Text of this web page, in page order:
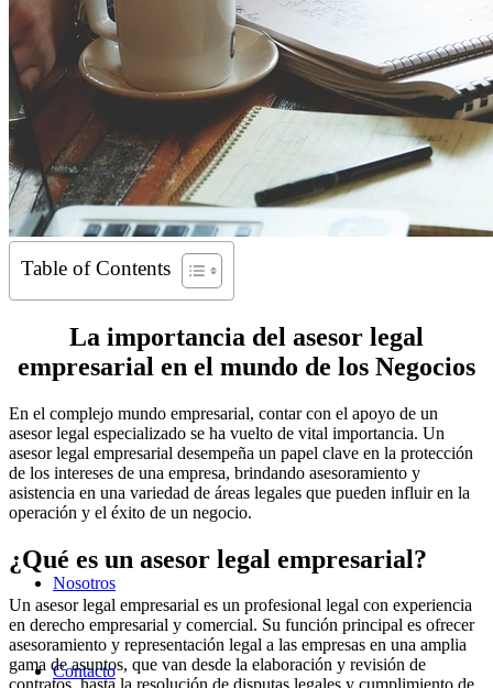
Nosotros
Contacto
Table of Contents
La importancia del asesor legal
empresarial en el mundo de los Negocios
En el complejo mundo empresarial, contar con el apoyo de un
asesor legal especializado se ha vuelto de vital importancia. Un
asesor legal empresarial desempeña un papel clave en la protección
de los intereses de una empresa, brindando asesoramiento y
asistencia en una variedad de áreas legales que pueden influir en la
operación y el éxito de un negocio.
¿Qué es un asesor legal empresarial?
Un asesor legal empresarial es un profesional legal con experiencia
en derecho empresarial y comercial. Su función principal es ofrecer
asesoramiento y representación legal a las empresas en una amplia
gama de asuntos, que van desde la elaboración y revisión de